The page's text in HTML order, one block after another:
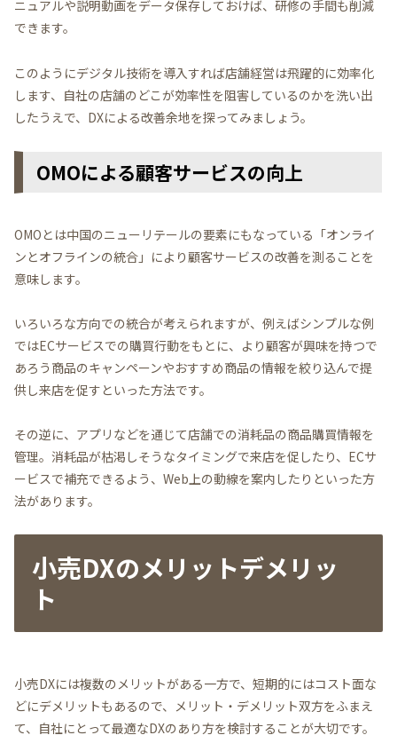
ニュアルや説明動画をデータ保存しておけば、研修の手間も削減
できます。
このようにデジタル技術を導入すれば店舗経営は飛躍的に効率化
します、自社の店舗のどこが効率性を阻害しているのかを洗い出
したうえで、DXによる改善余地を探ってみましょう。
OMOによる顧客サービスの向上
OMOとは中国のニューリテールの要素にもなっている「オンライ
ンとオフラインの統合」により顧客サービスの改善を測ることを
意味します。
いろいろな方向での統合が考えられますが、例えばシンプルな例
ではECサービスでの購買行動をもとに、より顧客が興味を持つで
あろう商品のキャンペーンやおすすめ商品の情報を絞り込んで提
供し来店を促すといった方法です。
その逆に、アプリなどを通じて店舗での消耗品の商品購買情報を
管理。消耗品が枯渇しそうなタイミングで来店を促したり、ECサ
ービスで補充できるよう、Web上の動線を案内したりといった方
法があります。
小売DXのメリットデメリッ
ト
小売DXには複数のメリットがある一方で、短期的にはコスト面な
どにデメリットもあるので、メリット・デメリット双方をふまえ
て、自社にとって最適なDXのあり方を検討することが大切です。